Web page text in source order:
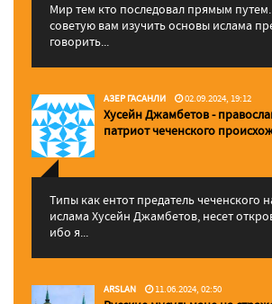
Мир тем кто последовал прямым путем.
советую вам изучить основы ислама
говорить...
АЗЕР ГАСАНЛИ 02.09.2024, 19:12
Хусейн Джамбетов -
патриот чеченского
Типы как ентот предатель чеченского
ислама Хусейн Джамбетов, несет
ибо я...
ARSLAN 11.06.2024, 02:50